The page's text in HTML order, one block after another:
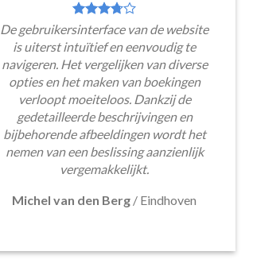
De gebruikersinterface van de website
is uiterst intuïtief en eenvoudig te
navigeren. Het vergelijken van diverse
opties en het maken van boekingen
verloopt moeiteloos. Dankzij de
gedetailleerde beschrijvingen en
bijbehorende afbeeldingen wordt het
nemen van een beslissing aanzienlijk
vergemakkelijkt.
Michel van den Berg / Eindhoven